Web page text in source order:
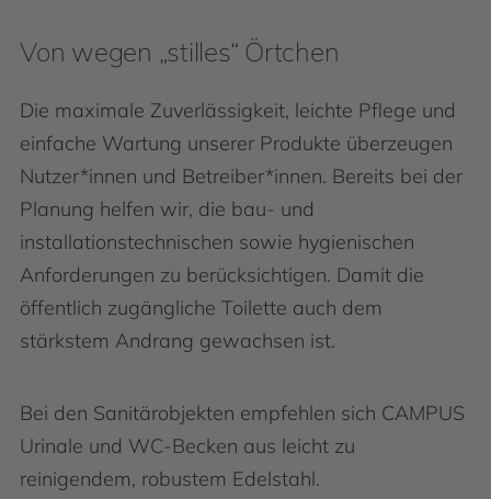
Von wegen „stilles“ Örtchen
Die maximale Zu­verlässigkeit, leichte Pflege und
einfache Wartung unserer Produkte überzeugen
Nutzer*innen und Betreiber*innen. Bereits bei der
Planung helfen wir, die bau- und
installationstechnischen sowie hygienischen
Anforderungen zu berücksichtigen. Damit die
öffentlich zugängliche Toilette auch dem
stärkstem Andrang gewachsen ist.
Bei den Sanitärobjekten empfehlen sich CAMPUS
Urinale und WC-Becken aus leicht zu
reinigendem, robustem Edelstahl.